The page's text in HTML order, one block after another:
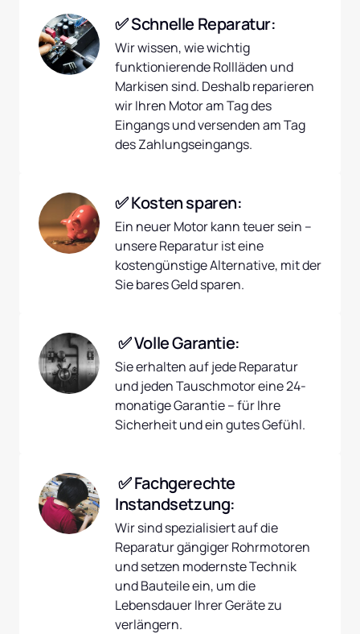
✅ Schnelle Reparatur:
Wir wissen, wie wichtig
funktionierende Rollläden und
Markisen sind. Deshalb reparieren
wir Ihren Motor am Tag des
Eingangs und versenden am Tag
des Zahlungseingangs.
✅ Kosten sparen:
Ein neuer Motor kann teuer sein –
unsere Reparatur ist eine
kostengünstige Alternative, mit der
Sie bares Geld sparen.
✅ Volle Garantie:
Sie erhalten auf jede Reparatur
und jeden Tauschmotor eine 24-
monatige Garantie – für Ihre
Sicherheit und ein gutes Gefühl.
Instandsetzung:
Wir sind spezialisiert auf die
Reparatur gängiger Rohrmotoren
und setzen modernste Technik
und Bauteile ein, um die
Lebensdauer Ihrer Geräte zu
verlängern.